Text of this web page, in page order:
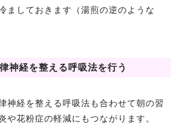
ましておきます（湯煎の逆のような
神経を整える呼吸法を行う
神経を整える呼吸法も合わせて朝の習
や花粉症の軽減にもつながります。